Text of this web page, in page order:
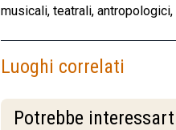
musicali, teatrali,
Luoghi correlati
Potrebbe